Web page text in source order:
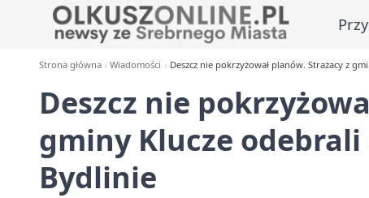
Strona główna Wiadomości Deszcz nie pokrzyżował planów. Strażacy z
Deszcz nie
gminy Klucze
Bydlinie